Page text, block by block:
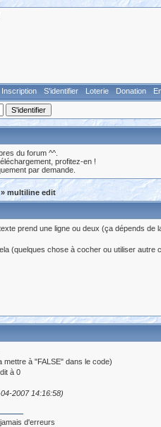
Inscription S'identifier Loterie Donation
du forum ^^.
profitez-en !
par demande.
» multiline edit
prend une ligne ou deux (ça dépends
(quelques chose à cocher ou utiliser autre
mettre à "FALSE" dans le code)
à 0
2007 14:16:58)
d'erreurs